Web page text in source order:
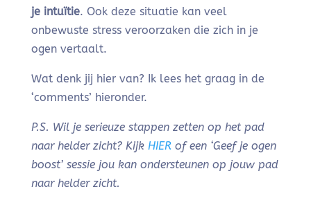
je intuïtie. Ook deze situatie kan veel
onbewuste stress veroorzaken die zich in je
ogen vertaalt.
Wat denk jij hier van? Ik lees het graag in de
‘comments’ hieronder.
P.S. Wil je serieuze stappen zetten op het pad
naar helder zicht? Kijk HIERof een ‘Geef je ogen
boost’ sessiejou kan ondersteunen op jouw pad
naar helder zicht.